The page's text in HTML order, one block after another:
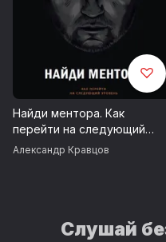
Найди ментора. Как
перейти на следующий
уровень
Александр Кравцов
Слушай